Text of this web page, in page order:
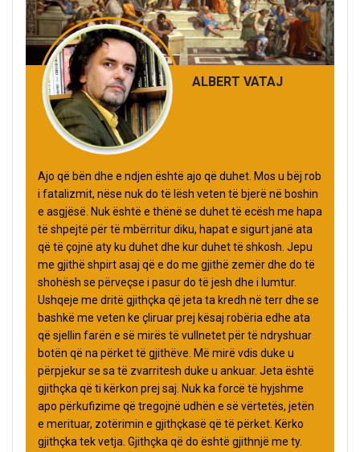
ALBERT VATAJ
Ajo që bën dhe e ndjen është ajo që duhet. Mos u bëj rob
i fatalizmit, nëse nuk do të lësh veten të bjerë në boshin
e asgjësë. Nuk është e thënë se duhet të ecësh me hapa
të shpejtë për të mbërritur diku, hapat e sigurt janë ata
që të çojnë aty ku duhet dhe kur duhet të shkosh. Jepu
me gjithë shpirt asaj që e do me gjithë zemër dhe do të
shohësh se përveçse i pasur do të jesh dhe i lumtur.
Ushqeje me dritë gjithçka që jeta ta kredh në terr dhe se
bashkë me veten ke çliruar prej kësaj robëria edhe ata
që sjellin farën e së mirës të vullnetet për të ndryshuar
botën që na përket të gjithëve. Më mirë vdis duke u
përpjekur se sa të zvarritesh duke u ankuar. Jeta është
gjithçka që ti kërkon prej saj. Nuk ka forcë të hyjshme
apo përkufizime që tregojnë udhën e së vërtetës, jetën
e merituar, zotërimin e gjithçkasë që të përket. Kërko
gjithçka tek vetja. Gjithçka që do është gjithnjë me ty.